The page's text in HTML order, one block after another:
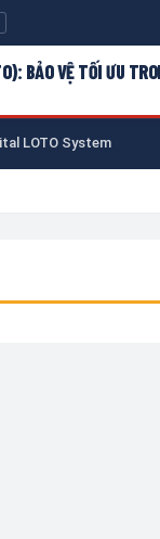
BẢO VỆ TỐI ƯU
LOTO System